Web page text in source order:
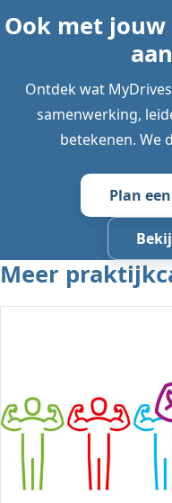
Ook met
Ontdek wat
samenwerking,
betekenen. We
Plan
Meer